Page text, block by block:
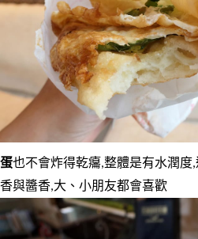
蛋也不會炸得乾癟,整體是有水潤度
香與醬香,大、小朋友都會喜歡